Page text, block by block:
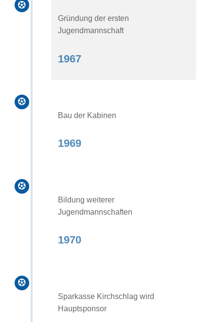

Gründung der ersten
Jugendmannschaft
1967

Bau der Kabinen
1969

Bildung weiterer
Jugendmannschaften
1970

Sparkasse Kirchschlag wird
Hauptsponsor